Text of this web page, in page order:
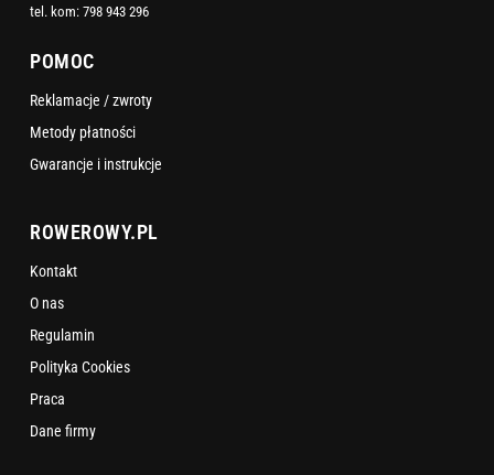
tel. kom: 798 943 296
POMOC
Reklamacje / zwroty
Metody płatności
Gwarancje i instrukcje
ROWEROWY.PL
Kontakt
O nas
Regulamin
Polityka Cookies
Praca
Dane firmy